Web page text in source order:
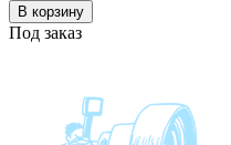
Под заказ